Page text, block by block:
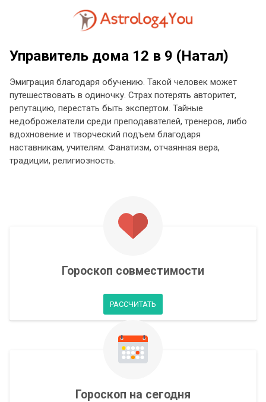
Управитель дома 12 в 9 (Натал)
Эмиграция благодаря обучению. Такой человек может
путешествовать в одиночку. Страх потерять авторитет,
репутацию, перестать быть экспертом. Тайные
недоброжелатели среди преподавателей, тренеров, либо
вдохновение и творческий подъем благодаря
наставникам, учителям. Фанатизм, отчаянная вера,
традиции, религиозность.
Гороскоп совместимости
РАССЧИТАТЬ
Гороскоп на сегодня